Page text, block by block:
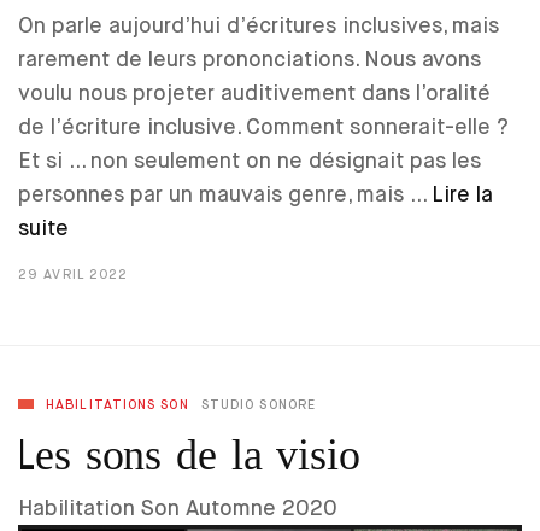
On parle aujourd’hui d’écritures inclusives, mais
rarement de leurs prononciations. Nous avons
voulu nous projeter auditivement dans l’oralité
de l’écriture inclusive. Comment sonnerait-elle ?
Et si … non seulement on ne désignait pas les
personnes par un mauvais genre, mais … Lire la
suite
29 AVRIL 2022
HABILITATIONS SON STUDIO SONORE
Les sons de la visio
Habilitation Son Automne 2020